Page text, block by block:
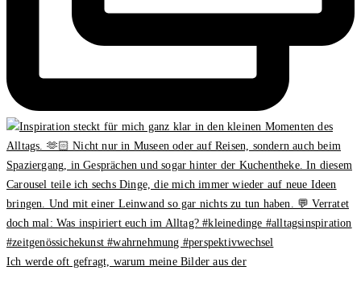
Ich werde oft gefragt, warum meine Bilder aus der